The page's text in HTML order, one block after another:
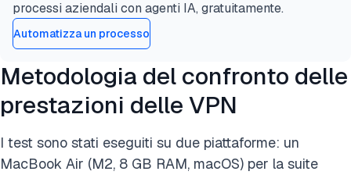
processi aziendali con agenti IA, gratuitamente.
Automatizza un processo
Metodologia del confronto delle
prestazioni delle VPN
I test sono stati eseguiti su due piattaforme: un
MacBook Air (M2, 8 GB RAM, macOS) per la suite